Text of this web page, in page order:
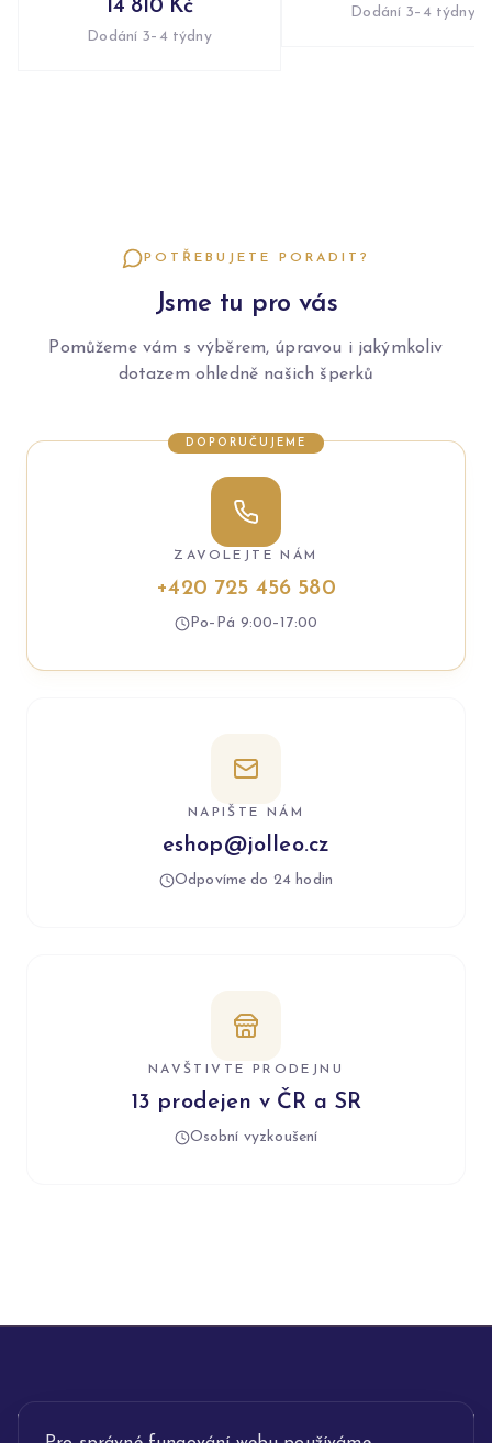
14 810 Kč
Dodání 3–4 týdny
Dodání 3–4 týdny
POTŘEBUJETE PORADIT?
Jsme tu pro vás
Pomůžeme vám s výběrem, úpravou i jakýmkoliv
dotazem ohledně našich šperků
DOPORUČUJEME
ZAVOLEJTE NÁM
+420 725 456 580
Po–Pá 9:00–17:00
NAPIŠTE NÁM
eshop@jolleo.cz
Odpovíme do 24 hodin
NAVŠTIVTE PRODEJNU
13 prodejen v ČR a SR
Osobní vyzkoušení